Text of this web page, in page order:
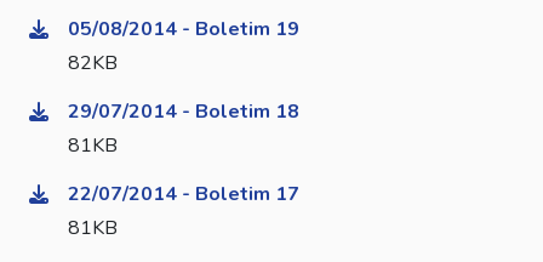
05/08/2014 - Boletim 19
82KB
29/07/2014 - Boletim 18
81KB
22/07/2014 - Boletim 17
81KB